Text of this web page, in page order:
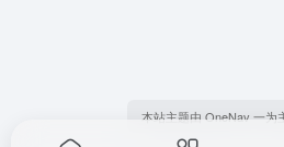
本站主题由 OneNav 一为